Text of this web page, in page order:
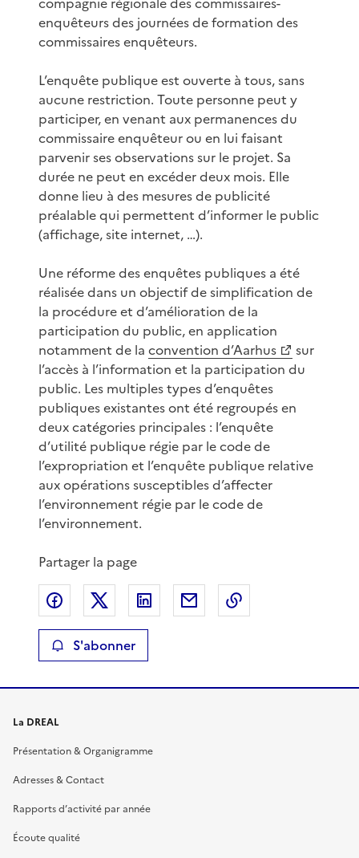
enquêteurs des journées de formation des
commissaires enquêteurs.
L’enquête publique est ouverte à tous, sans
aucune restriction. Toute personne peut y
participer, en venant aux permanences du
commissaire enquêteur ou en lui faisant
parvenir ses observations sur le projet. Sa
durée ne peut en excéder deux mois. Elle
donne lieu à des mesures de publicité
préalable qui permettent d’informer le public
(affichage, site internet, …).
Une réforme des enquêtes publiques a été
réalisée dans un objectif de simplification de
la procédure et d’amélioration de la
participation du public, en application
notamment de la convention d’Aarhus
sur
l’accès à l’information et la participation du
public. Les multiples types d’enquêtes
publiques existantes ont été regroupés en
deux catégories principales : l’enquête
d’utilité publique régie par le code de
l’expropriation et l’enquête publique relative
aux opérations susceptibles d’affecter
l’environnement régie par le code de
l’environnement.
Partager la page
Partager sur Facebook
Partager sur XPartager sur LinkedIn
Partager par email
S'abonner
La DREAL
Présentation & Organigramme
Adresses & Contact
Rapports d’activité par année
Écoute qualité